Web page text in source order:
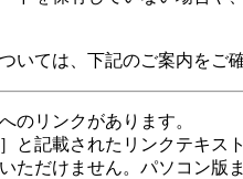
ては、下記のご案内をご確
のリンクがあります。
と記載されたリンクテキス
ただけません。パソコン版